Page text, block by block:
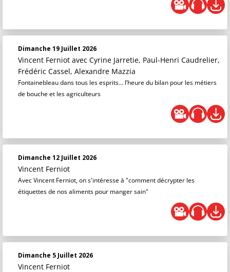
Dimanche 19 Juillet 2026
Vincent Ferniot avec Cyrine Jarretie, Paul-Henri Caudrelier,
Frédéric Cassel, Alexandre Mazzia
Fontainebleau dans tous les esprits… l’heure du bilan pour les métiers
de bouche et les agriculteurs
Dimanche 12 Juillet 2026
Vincent Ferniot
Avec Vincent Ferniot, on s'intéresse à "comment décrypter les
étiquettes de nos aliments pour manger sain"
Dimanche 5 Juillet 2026
Vincent Ferniot